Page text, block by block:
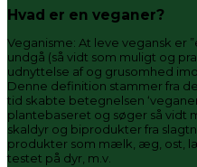
Hvad er en veganer?
Veganisme: At leve vegansk er
undgå (så vidt som muligt og
udnyttelse af og grusomhed
Denne definition stammer fra
tid skabte betegnelsen
plantebaseret og søger så vidt
skaldyr og biprodukter fra
produkter som mælk, æg, ost,
testet på dyr, m.v.